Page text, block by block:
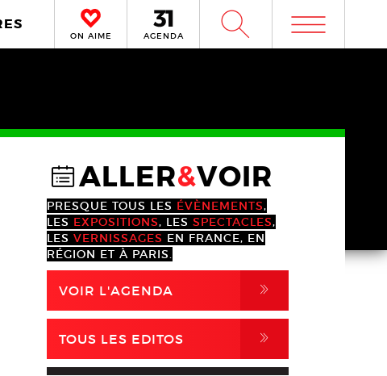
ON AIME AGENDA W m
@ALLER&VOIR
PRESQUE TOUS LES ÉVÈNEMENTS,
LES EXPOSITIONS, LES SPECTACLES,
LES VERNISSAGES EN FRANCE, EN
RÉGION ET À PARIS.
VOIR L'AGENDA ,
TOUS LES EDITOS ,